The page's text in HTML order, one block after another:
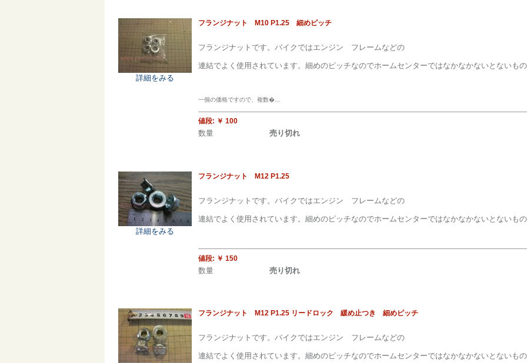
詳細をみる
フランジナット M10 P1.25 細めピッチ
フランジナットです。バイクではエンジン フレームなどの
連結でよく使用されています。細めのピッチなのでホームセンターではなかなかないとないも
一個の価格ですので、複数�...
値段: ￥ 100
数量 売り切れ
詳細をみる
フランジナット M12 P1.25
フランジナットです。バイクではエンジン フレームなどの
連結でよく使用されています。細めのピッチなのでホームセンターではなかなかないとないも
値段: ￥ 150
数量 売り切れ
フランジナット M12 P1.25 リードロック 緩め止つき 細めピッチ
フランジナットです。バイクではエンジン フレームなどの
連結でよく使用されています。細めのピッチなのでホームセンターではなかなかないとないも